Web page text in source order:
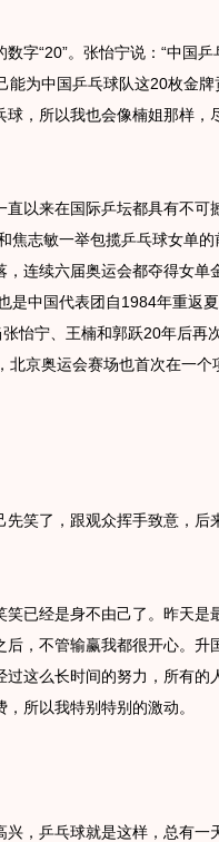
“20”。张怡宁说：“中国乒
能为中国乒乓球队这20枚金牌
，所以我也会像楠姐那样，
来在国际乒坛都具有不可撼
焦志敏一举包揽乒乓球女单的
连续六届奥运会都夺得女单
是中国代表团自1984年重返
怡宁、王楠和郭跃20年后再
北京奥运会赛场也首次在一个
笑了，跟观众挥手致意，后
已经是身不由己了。昨天是
，不管输赢我都很开心。升
这么长时间的努力，所有的
所以我特别特别的激动。
，乒乓球就是这样，总有一